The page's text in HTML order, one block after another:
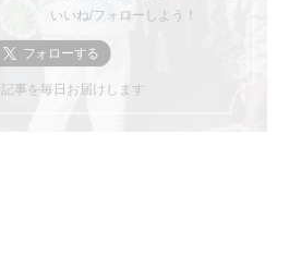
いいね/フォローしよう！
事を毎日お届けします